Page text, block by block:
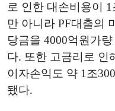
로 인한 대손비용이
만 아니라 PF대출의
당금을 4000억원가
다. 또한 고금리로 인
이자손익도 약 1조
됐다.